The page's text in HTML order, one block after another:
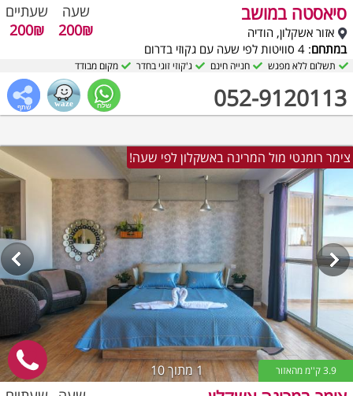
סיאסטה במושב
אזור אשקלון, הודיה
במתחם: 4 סוויטות לפי שעה עם גקוזי בדרום
052-9120113
שעה
200₪
שעתיים
200₪
תשלום ללא מפגש חנייה חינם ג'קוזי זוגי בחדר מקום מבודד
צימר רומנטי מול המרינה באשקלון לפי שעה!
1מתוך 10 3.9 ק''מ מהאזור